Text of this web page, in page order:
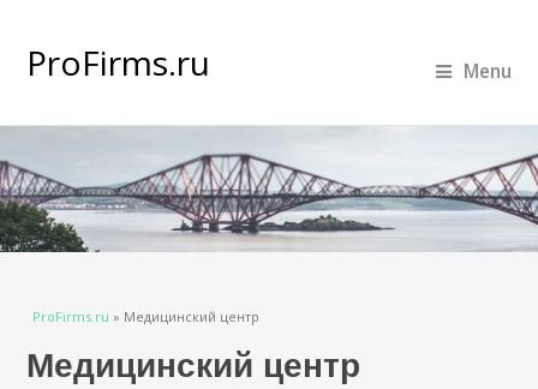
ProFirms.ru Menu
Вы здесь
ProFirms.ru » Медицинский центр
Медицинский центр